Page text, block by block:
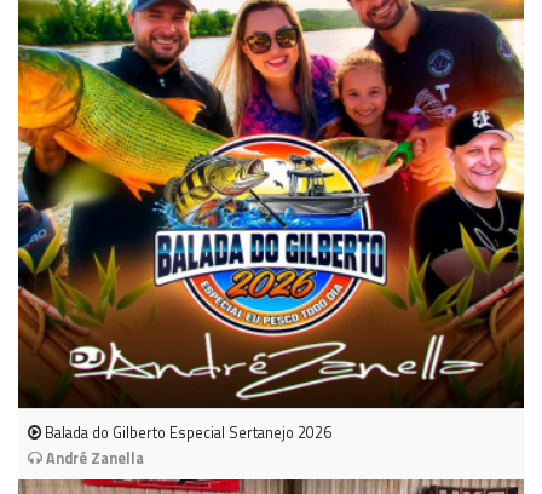
Balada do Gilberto Especial Sertanejo 2026
André Zanella